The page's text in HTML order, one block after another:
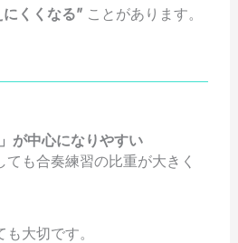
くくなる”ことがあります。
が中心になりやすい
も合奏練習の比重が大きく
大切です。